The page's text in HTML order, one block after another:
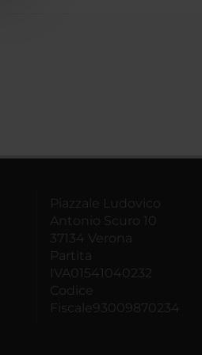
Piazzale Ludovico
Antonio Scuro 10
37134 Verona
Partita
IVA01541040232
Codice
Fiscale93009870234